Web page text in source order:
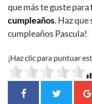
que más te guste para
cumpleaños. Haz que
cumpleaños Pascula!
¡Haz clic para puntuar